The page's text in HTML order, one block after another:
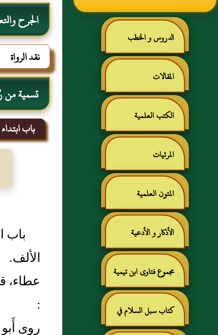
الدروس و الخطب
المقالات
الكتب العلمية
المرئيات
المتون العلمية
الأذكار و الأدعية
مجموع فتاوى ابن تيمية
كتاب سبل السلام في
الجرح
نقد الرواة
تسمية من
باب
باب
الألف.
عطاء،
:
روى